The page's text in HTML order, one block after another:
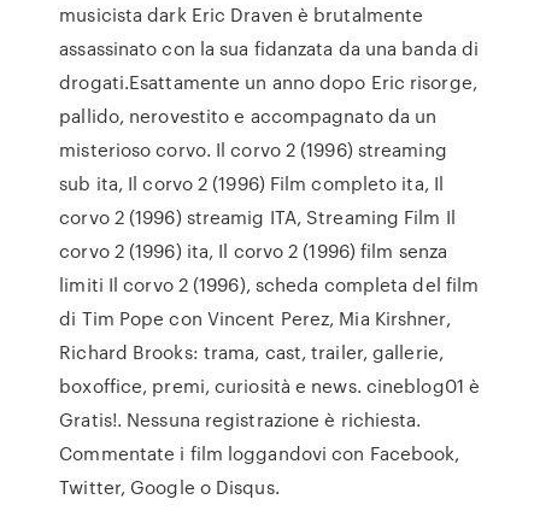
musicista dark Eric Draven è brutalmente
assassinato con la sua fidanzata da una banda di
drogati.Esattamente un anno dopo Eric risorge,
pallido, nerovestito e accompagnato da un
misterioso corvo. Il corvo 2 (1996) streaming
sub ita, Il corvo 2 (1996) Film completo ita, Il
corvo 2 (1996) streamig ITA, Streaming Film Il
corvo 2 (1996) ita, Il corvo 2 (1996) film senza
limiti Il corvo 2 (1996), scheda completa del film
di Tim Pope con Vincent Perez, Mia Kirshner,
Richard Brooks: trama, cast, trailer, gallerie,
boxoffice, premi, curiosità e news. cineblog01 è
Gratis!. Nessuna registrazione è richiesta.
Commentate i film loggandovi con Facebook,
Twitter, Google o Disqus.